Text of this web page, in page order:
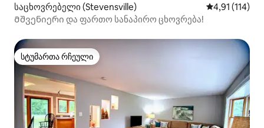
საცხოვრებელი (Stevensville) საშუალო
4,91 (114)
Მშვენიერი და ფართო სანაპირო ცხოვრება!
სტუმართა რჩეული
სტუმართა რჩეული